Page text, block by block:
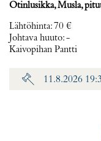
Otinlusikka, Musla,
Lähtöhinta:70 €
Johtava huuto:-
Kaivopihan Pantti
11.8.2026